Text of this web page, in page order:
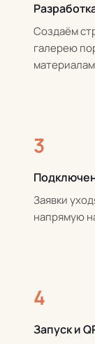
Создаём
галерею
3
Заявки
напрямую
4
Запуск и